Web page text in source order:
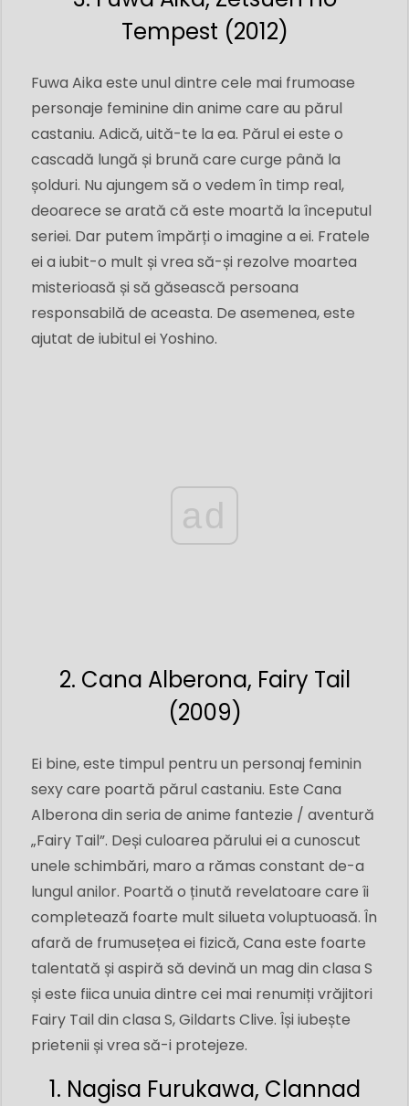
Tempest (2012)
Fuwa Aika este unul dintre cele mai frumoase
personaje feminine din anime care au părul
castaniu. Adică, uită-te la ea. Părul ei este o
cascadă lungă și brună care curge până la
șolduri. Nu ajungem să o vedem în timp real,
deoarece se arată că este moartă la începutul
seriei. Dar putem împărți o imagine a ei. Fratele
ei a iubit-o mult și vrea să-și rezolve moartea
misterioasă și să găsească persoana
responsabilă de aceasta. De asemenea, este
ajutat de iubitul ei Yoshino.
ad
2. Cana Alberona, Fairy Tail
(2009)
Ei bine, este timpul pentru un personaj feminin
sexy care poartă părul castaniu. Este Cana
Alberona din seria de anime fantezie / aventură
„Fairy Tail”. Deși culoarea părului ei a cunoscut
unele schimbări, maro a rămas constant de-a
lungul anilor. Poartă o ținută revelatoare care îi
completează foarte mult silueta voluptuoasă. În
afară de frumusețea ei fizică, Cana este foarte
talentată și aspiră să devină un mag din clasa S
și este fiica unuia dintre cei mai renumiți vrăjitori
Fairy Tail din clasa S, Gildarts Clive. Își iubește
prietenii și vrea să-i protejeze.
1. Nagisa Furukawa, Clannad